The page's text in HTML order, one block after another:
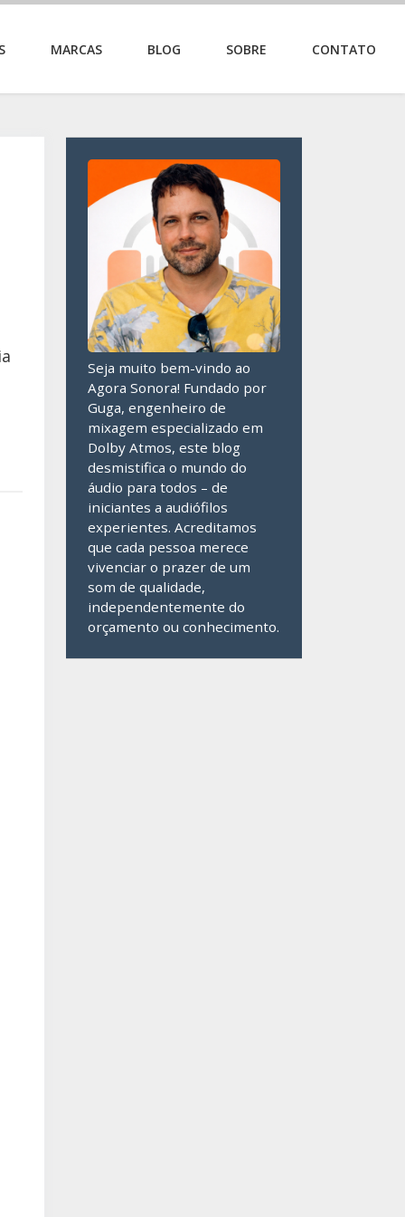
MARCAS BLOG SOBRE CONTATO
Seja muito bem-vindo ao
Agora Sonora! Fundado por
Guga, engenheiro de
mixagem especializado em
Dolby Atmos, este blog
desmistifica o mundo do
áudio para todos – de
iniciantes a audiófilos
experientes. Acreditamos
que cada pessoa merece
vivenciar o prazer de um
som de qualidade,
independentemente do
orçamento ou conhecimento.